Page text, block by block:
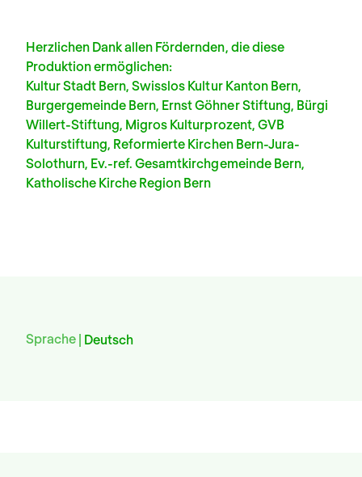
Herzlichen Dank allen Fördernden, die diese
Produktion ermöglichen:
Kultur Stadt Bern, Swisslos Kultur Kanton Bern,
Burgergemeinde Bern, Ernst Göhner Stiftung, Bürgi
Willert-Stiftung, Migros Kulturprozent, GVB
Kulturstiftung, Reformierte Kirchen Bern-Jura-
Solothurn, Ev.-ref. Gesamtkirchgemeinde Bern,
Katholische Kirche Region Bern
Sprache Deutsch